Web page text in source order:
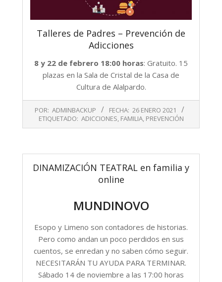
Talleres de Padres – Prevención de
Adicciones
8 y 22 de febrero 18:00 horas: Gratuito. 15
plazas en la Sala de Cristal de la Casa de
Cultura de Alalpardo.
26
POR: ADMINBACKUP FECHA: 26 ENERO 2021
ETIQUETADO: ADICCIONES, FAMILIA, PREVENCIÓN
DINAMIZACIÓN TEATRAL en familia y
online
MUNDINOVO
Esopo y Limeno son contadores de historias.
Pero como andan un poco perdidos en sus
cuentos, se enredan y no saben cómo seguir.
NECESITARÁN TU AYUDA PARA TERMINAR.
Sábado 14 de noviembre a las 17:00 horas